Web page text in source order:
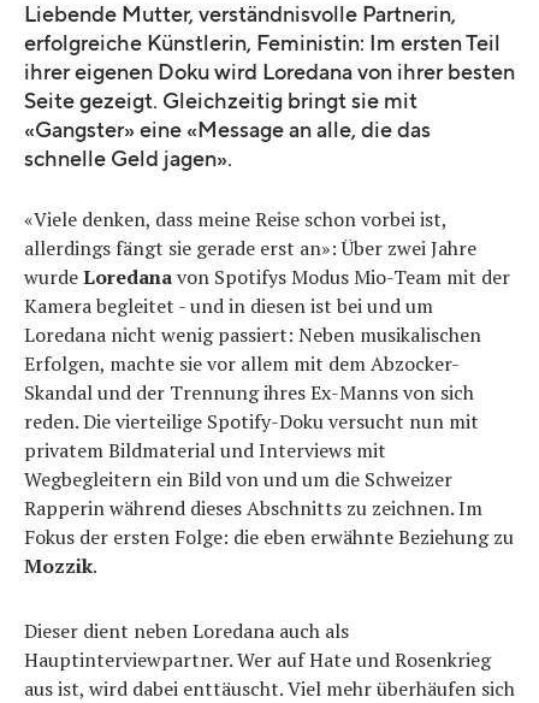
Liebende Mutter, verständnisvolle Partnerin,
erfolgreiche Künstlerin, Feministin: Im ersten Teil
ihrer eigenen Doku wird Loredana von ihrer besten
Seite gezeigt. Gleichzeitig bringt sie mit
«Gangster» eine «Message an alle, die das
schnelle Geld jagen».
«Viele denken, dass meine Reise schon vorbei ist,
allerdings fängt sie gerade erst an»: Über zwei Jahre
wurdeLoredanavon Spotifys Modus Mio-Team mit der
Kamera begleitet - und in diesen ist bei und um
Loredana nicht wenig passiert: Neben musikalischen
Erfolgen, machte sie vor allem mit dem Abzocker-
Skandal und der Trennung ihres Ex-Manns von sich
reden. Die vierteilige Spotify-Doku versucht nun mit
privatem Bildmaterial und Interviews mit
Wegbegleitern ein Bild von und um die Schweizer
Rapperin während dieses Abschnitts zu zeichnen. Im
Fokus der ersten Folge: die eben erwähnte Beziehung zu
Mozzik.
Dieser dient neben Loredana auch als
Hauptinterviewpartner. Wer auf Hate und Rosenkrieg
aus ist, wird dabei enttäuscht. Viel mehr überhäufen sich